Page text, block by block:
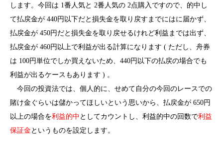
します。今回は 1番人気と 2番人気の 2点購入ですので、的中し
て払戻金が 440円以下だと損失金を取り戻すまでにはに届かず、
払戻金が 450円だと損失金を取り戻せるけれど利益までは出ず、
払戻金が 460円以上で利益が出る計算になります ( ただし、舟券
は 100円単位でしか買えないため、440円以下の払戻の場合でも
利益が出るケースもあります ) 。
今回の投資法では、個人的に、せめて自分の今回のレースでの
賭け金ぐらいは儲かってほしいという思いから、払戻金が 650円
以上の場合を利益的中 としてカウントし、利益的中の回数で利益
保証金 というものを設定します。